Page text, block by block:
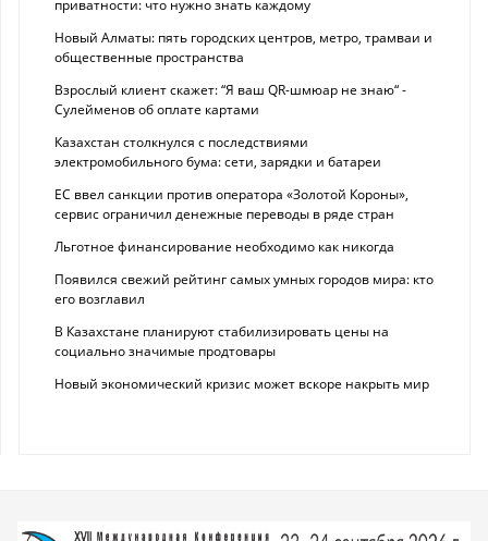
приватности: что нужно знать каждому
Новый Алматы: пять городских центров, метро, трамваи и
общественные пространства
Взрослый клиент скажет: “Я ваш QR-шмюар не знаю“ -
Сулейменов об оплате картами
Казахстан столкнулся с последствиями
электромобильного бума: сети, зарядки и батареи
ЕС ввел санкции против оператора «Золотой Короны»,
сервис ограничил денежные переводы в ряде стран
Льготное финансирование необходимо как никогда
Появился свежий рейтинг самых умных городов мира: кто
его возглавил
В Казахстане планируют стабилизировать цены на
социально значимые продтовары
Новый экономический кризис может вскоре накрыть мир